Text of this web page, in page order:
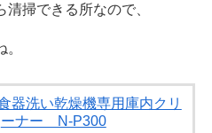
掃できる所なので、
器洗い乾燥機専用庫内クリ
ーナー N-P300